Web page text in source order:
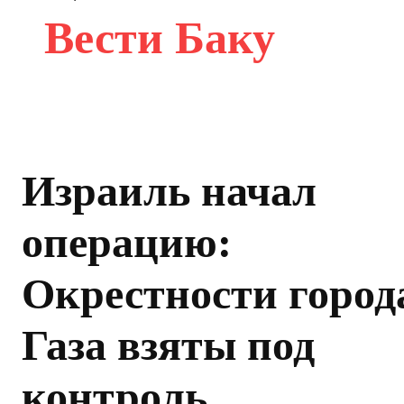
Вести Баку
Израиль начал
операцию:
Окрестности
Газа взяты под